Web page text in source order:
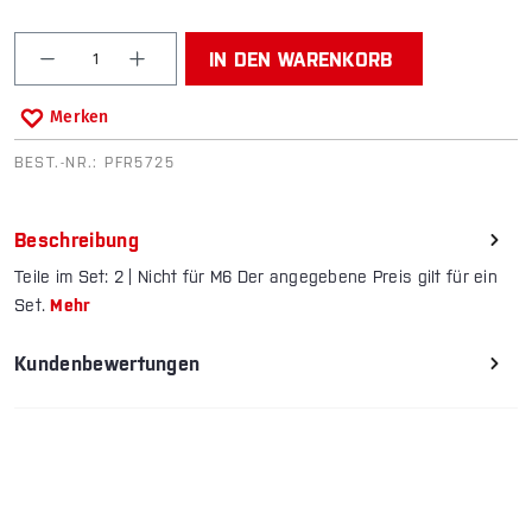
Produkt Anzahl: Gib den gewünschten Wert ein
IN DEN WARENKORB
Merken
BEST.-NR.: PFR5725
Beschreibung
Teile im Set: 2 | Nicht für M6 Der angegebene Preis gilt für ein
Set.Mehr
Kundenbewertungen